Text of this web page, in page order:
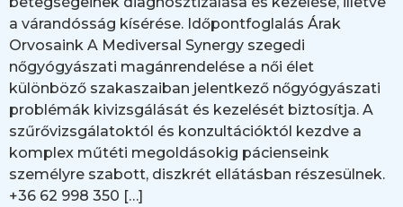
a várandósság kísérése. Időpontfoglalás Árak
Orvosaink A Mediversal Synergy szegedi
nőgyógyászati magánrendelése a női élet
különböző szakaszaiban jelentkező nőgyógyászati
problémák kivizsgálását és kezelését biztosítja. A
szűrővizsgálatoktól és konzultációktól kezdve a
komplex műtéti megoldásokig pácienseink
személyre szabott, diszkrét ellátásban részesülnek.
+36 62 998 350 […]